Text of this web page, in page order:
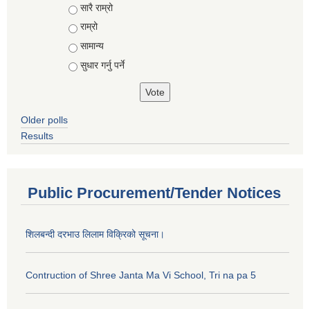
Choices
सारै राम्रो
राम्रो
सामान्य
सुधार गर्नु पर्ने
Older polls
Results
Public Procurement/Tender Notices
शिलबन्दी दरभाउ लिलाम विक्रिको सूचना।
Contruction of Shree Janta Ma Vi School, Tri na pa 5